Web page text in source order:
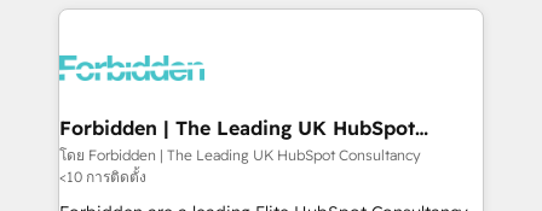
OneMetric that matters most: revenue.
prévisible, croissance mesurable. 🔌 Intégrations
Dynamics..), VOIP (Aircall, Ringover, Modjo), Shopify,
Extensions (React), Serverless Node.js, Custom
Objects, thèmes HubL, agents IA & Breeze AI. 🎯
Secteurs : Industrie, Distribution B2B, SaaS, Services
Forbidden | The Leading UK HubSpot
Consultancy
โดย Forbidden | The Leading UK HubSpot Consultancy
<10 การติดตั้ง